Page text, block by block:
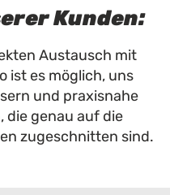
Kunden:
Austausch mit
ist es möglich, uns
und praxisnahe
die genau auf die
zugeschnitten sind.